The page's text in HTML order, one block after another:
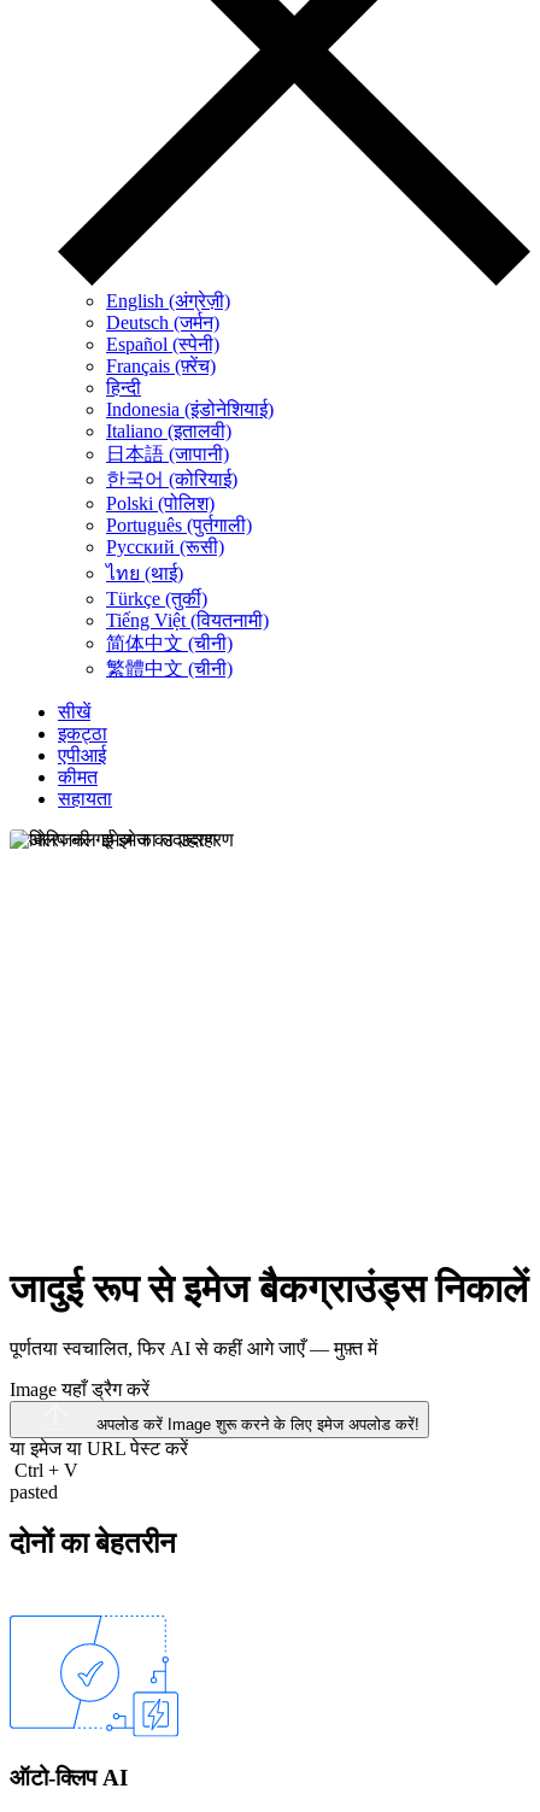
English (अंग्रेज़ी)
Deutsch (जर्मन)
Español (स्पेनी)
Français (फ़्रेंच)
हिन्दी
Indonesia (इंडोनेशियाई)
Italiano (इतालवी)
日本語 (जापानी)
한국어 (कोरियाई)
Polski (पोलिश)
Português (पुर्तगाली)
Русский (रूसी)
ไทย (थाई)
Türkçe (तुर्की)
Tiếng Việt (वियतनामी)
简体中文 (चीनी)
繁體中文 (चीनी)
सीखें
इकट्ठा
एपीआई
कीमत
सहायता
जादुई रूप से इमेज बैकग्राउंड्स निकालें
पूर्णतया स्वचालित, फिर AI से कहीं आगे जाएँ —मुफ़्त में
Image यहाँ ड्रैग करें
अपलोड करें Imageशुरू करने के लिए इमेज अपलोड करें!
या इमेज या URLपेस्ट करें
Ctrl + V
pasted
दोनों का बेहतरीन
ऑटो-क्लिप AI